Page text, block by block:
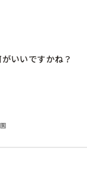
いいですかね？